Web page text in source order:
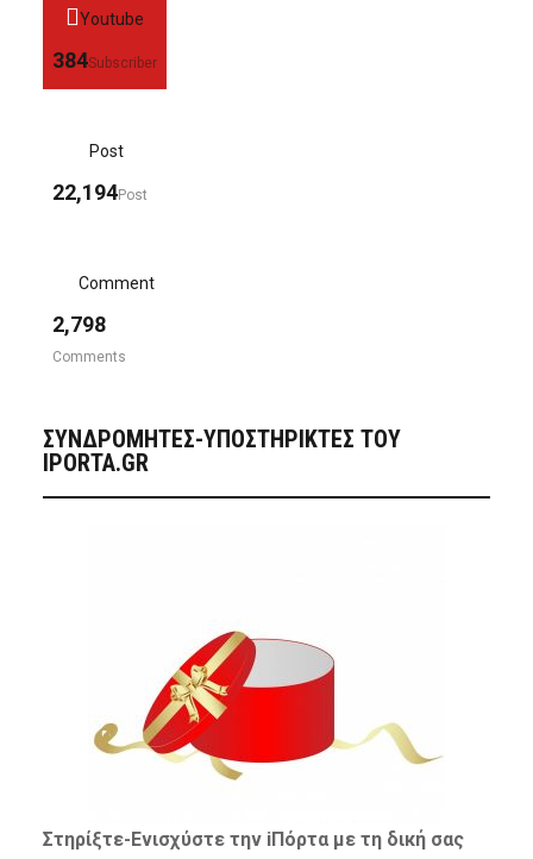
Youtube
384Subscriber
Post
22,194Post
Comment
2,798
Comments
ΣΥΝΔΡΟΜΗΤΈΣ-ΥΠΟΣΤΗΡΙΚΤΈΣ ΤΟΥ
IPORTA.GR
Στηρίξτε-Ενισχύστετην iΠόρτα με τη δική σας